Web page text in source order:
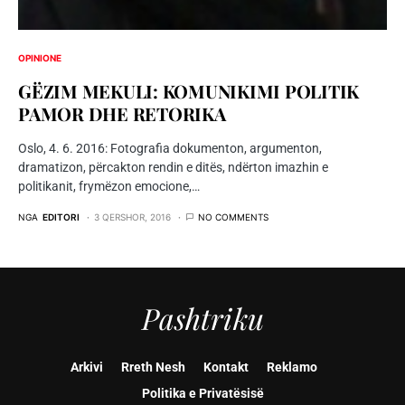
OPINIONE
GËZIM MEKULI: KOMUNIKIMI POLITIK
PAMOR DHE RETORIKA
Oslo, 4. 6. 2016: Fotografia dokumenton, argumenton,
dramatizon, përcakton rendin e ditës, ndërton imazhin e
politikanit, frymëzon emocione,…
NGA EDITORI 3 QERSHOR, 2016 NO COMMENTS
Pashtriku
Arkivi Rreth Nesh Kontakt
Reklamo
Politika e Privatësisë